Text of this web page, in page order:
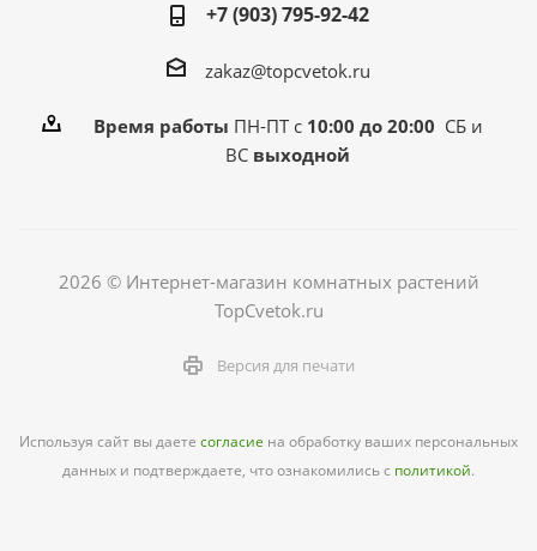
+7 (903) 795-92-42
zakaz@topcvetok.ru
Время работы ПН-ПТ с 10:00 до 20:00 СБ и
ВС выходной
2026 © Интернет-магазин комнатных растений
TopCvetok.ru
Версия для печати
Используя сайт вы даете согласие на обработку ваших персональных
данных и подтверждаете, что ознакомились с политикой.